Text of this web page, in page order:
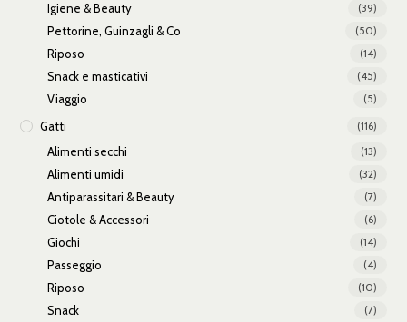
Igiene & Beauty (39)
Pettorine, Guinzagli & Co (50)
Riposo (14)
Snack e masticativi (45)
Viaggio (5)
Gatti (116)
Alimenti secchi (13)
Alimenti umidi (32)
Antiparassitari & Beauty (7)
Ciotole & Accessori (6)
Giochi (14)
Passeggio (4)
Riposo (10)
Snack (7)